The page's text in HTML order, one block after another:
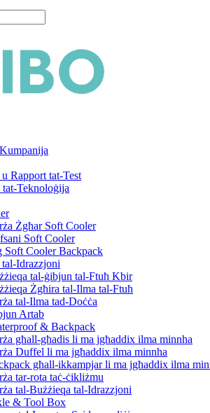
Rapport tat-Test
Teknoloġija
Żgħar Soft Cooler
Soft Cooler
Soft Cooler Backpack
Idrazzjoni
tal-ġibjun tal-Ftuħ Kbir
Żgħira tal-Ilma tal-Ftuħ
tal-Ilma tad-Doċċa
Artab
& Backpack
għall-għadis li ma jgħaddix ilma minnha
Duffel li ma jgħaddix ilma minnha
għall-ikkampjar li ma jgħaddix ilma
tar-rota taċ-ċikliżmu
tal-Bużżieqa tal-Idrazzjoni
& Tool Box